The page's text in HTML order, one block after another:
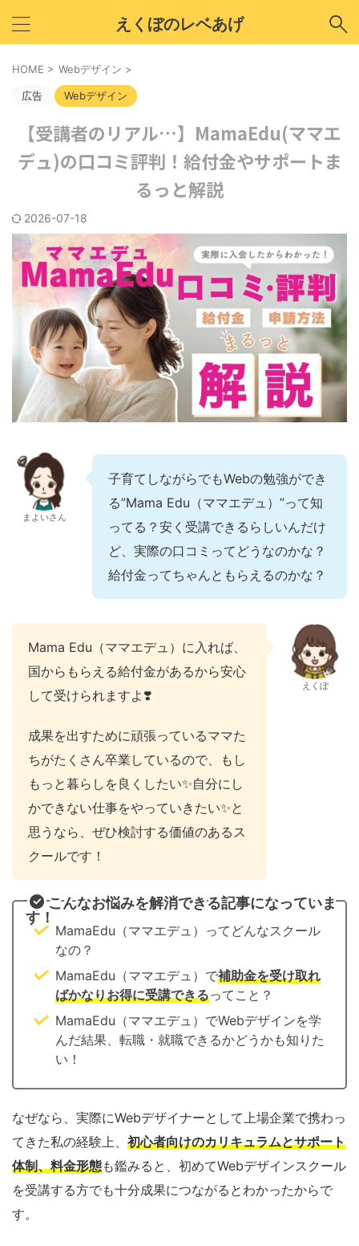
えくぼのレベあげ
HOME > Webデザイン >
広告 Webデザイン
【受講者のリアル…】MamaEdu(ママエ
デュ)の口コミ評判！給付金やサポートま
るっと解説
2026-07-18
まよいさん
子育てしながらでもWebの勉強ができ
る”Mama Edu（ママエデュ）”って知
ってる？安く受講できるらしいんだけ
ど、実際の口コミってどうなのかな？
給付金ってちゃんともらえるのかな？
Mama Edu（ママエデュ）に入れば、
国からもらえる給付金があるから安心
して受けられますよ❣️
成果を出すために頑張っているママた
ちがたくさん卒業しているので、もし
もっと暮らしを良くしたい✨自分にし
かできない仕事をやっていきたい✨と
思うなら、ぜひ検討する価値のあるス
クールです！
えくぼ
こんなお悩みを解消できる記事になっていま
す！
MamaEdu（ママエデュ）ってどんなスクール
なの？
MamaEdu（ママエデュ）で補助金を受け取れ
ばかなりお得に受講できるってこと？
MamaEdu（ママエデュ）でWebデザインを学
んだ結果、転職・就職できるかどうかも知りた
い！
なぜなら、実際にWebデザイナーとして上場企業で携わっ
てきた私の経験上、 初心者向けのカリキュラムとサポート
体制、料金形態も鑑みると、初めてWebデザインスクール
を受講する方でも十分成果につながるとわかったからで
す。